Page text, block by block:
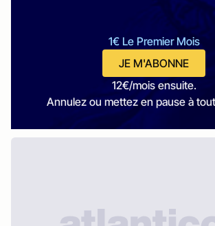
1€ Le Premier Mois
JE M'ABONNE
12€/mois ensuite.
Annulez ou mettez en pause à